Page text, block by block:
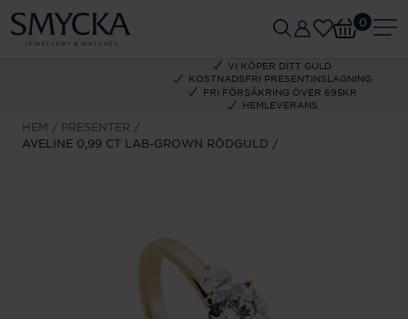
VI KÖPER DITT GULD
KOSTNADSFRI PRESENTINSLAGNING
FRI FÖRSÄKRING ÖVER 695KR
HEMLEVERANS
0
HEM
PRESENTER
AVELINE 0,99 CT LAB-GROWN RÖDGULD